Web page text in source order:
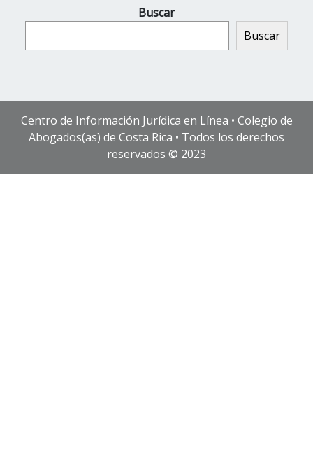
Buscar
Buscar
Centro de Información Jurídica en Línea • Colegio de
Abogados(as) de Costa Rica • Todos los derechos
reservados © 2023